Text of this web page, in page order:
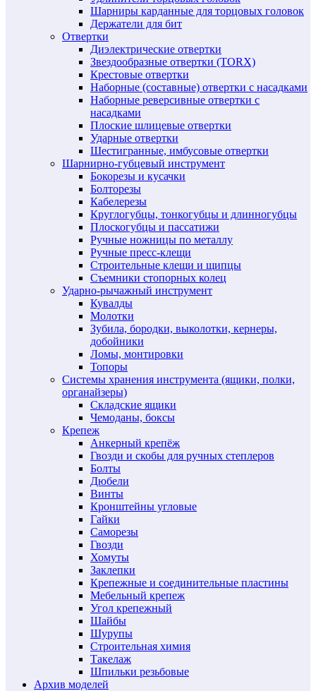
Шарниры карданные для торцовых головок
Держатели для бит
Отвертки
Диэлектрические отвертки
Звездообразные отвертки (TORX)
Крестовые отвертки
Наборные (составные) отвертки с насадками
Наборные реверсивные отвертки с
насадками
Плоские шлицевые отвертки
Ударные отвертки
Шестигранные, имбусовые отвертки
Шарнирно-губцевый инструмент
Бокорезы и кусачки
Болторезы
Кабелерезы
Круглогубцы, тонкогубцы и длинногубцы
Плоскогубцы и пассатижи
Ручные ножницы по металлу
Ручные пресс-клещи
Строительные клещи и щипцы
Съемники стопорных колец
Ударно-рычажный инструмент
Кувалды
Молотки
Зубила, бородки, выколотки, кернеры,
добойники
Ломы, монтировки
Топоры
Системы хранения инструмента (ящики, полки,
органайзеры)
Складские ящики
Чемоданы, боксы
Крепеж
Анкерный крепёж
Гвозди и скобы для ручных степлеров
Болты
Дюбели
Винты
Кронштейны угловые
Гайки
Саморезы
Гвозди
Хомуты
Заклепки
Крепежные и соединительные пластины
Мебельный крепеж
Угол крепежный
Шайбы
Шурупы
Строительная химия
Такелаж
Шпильки резьбовые
Архив моделей